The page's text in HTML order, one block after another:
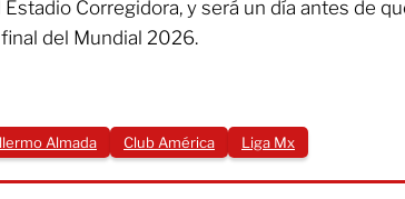
Estadio Corregidora, y será un día antes de
del Mundial 2026.
Almada Club América Liga Mx